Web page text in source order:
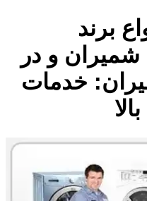
برند
و در
خدمات